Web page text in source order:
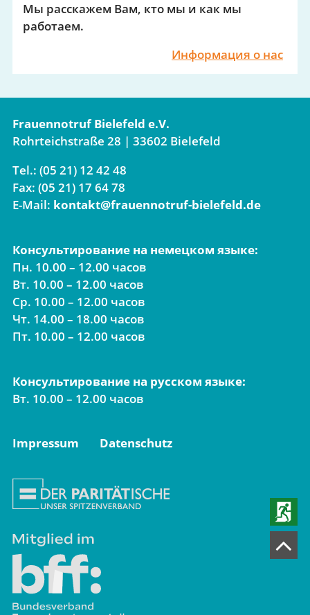
Мы расскажем Вам, кто мы и как мы
работаем.
Информация о нас
Frauennotruf Bielefeld e.V.
Rohrteichstraße 28 | 33602 Bielefeld
Tel.: (05 21) 12 42 48
Fax: (05 21) 17 64 78
E-Mail: kontakt@frauennotruf-bielefeld.de
Консультирование на немецком языке:
Пн. 10.00 – 12.00 часов
Вт. 10.00 – 12.00 часов
Ср. 10.00 – 12.00 часов
Чт. 14.00 – 18.00 часов
Пт. 10.00 – 12.00 часов
Консультирование на русском языке:
Вт. 10.00 – 12.00 часов
Impressum Datenschutz